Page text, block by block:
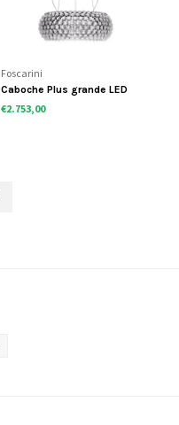
Foscarini
Caboche Plus grande LED
hanglamp
€2.753,00